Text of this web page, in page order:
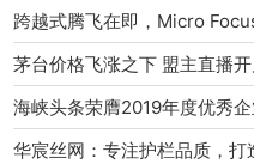
跨越式腾飞在即，Micro
茅台价格飞涨之下 盟主直播
海峡头条荣膺2019年度优秀
华宸丝网：专注护栏品质，